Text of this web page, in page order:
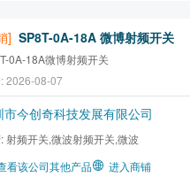
] SP8T-0A-18A 微博射频开关
0A-18A微博射频开关
2026-08-07
市今创奇科技发展有限公司
射频开关,微波射频开关,微波
看该公司其他产品
进入商铺